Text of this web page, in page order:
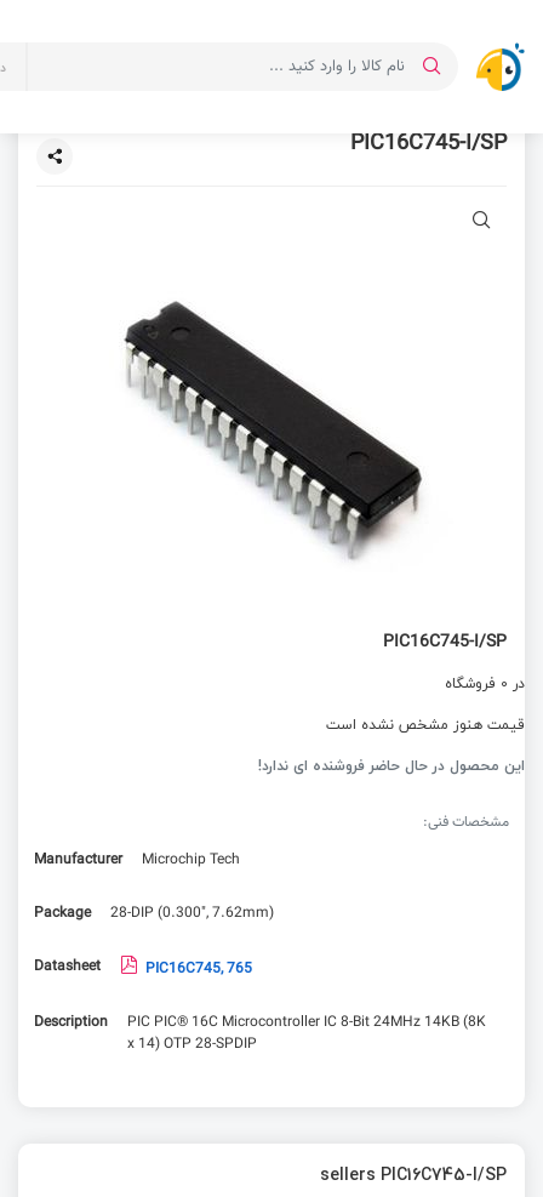
PIC16C745-I/SP
PIC16C745-I/SP
در 0 فروشگاه
قیمت هنوز مشخص نشده است
این محصول در حال حاضر فروشنده ای ندارد!
مشخصات فنی:
Manufacturer
Microchip Tech
Package 28-DIP (0.300", 7.62mm)
Datasheet PIC16C745, 765
Description
PIC PIC® 16C Microcontroller IC 8-Bit 24MHz 14KB (8K
x 14) OTP 28-SPDIP
sellers PIC16C745-I/SP